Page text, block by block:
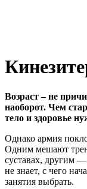
Возраст – не
наоборот. Чем
тело и здоровье
Однако армия
Одним мешают
суставах, другим
не знает, с чего
занятия выбрать.